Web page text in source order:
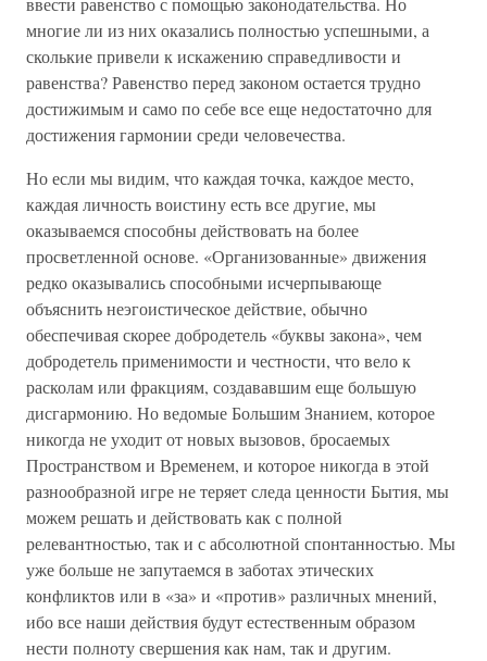
многие ли из них оказались полностью успешными, а
сколькие привели к искажению справедливости и
равенства? Равенство перед законом остается трудно
достижимым и само по себе все еще недостаточно для
достижения гармонии среди человечества.
Но если мы видим, что каждая точка, каждое место,
каждая личность воистину есть все другие, мы
оказываемся способны действовать на более
просветленной основе. «Организованные» движения
редко оказывались способными исчерпывающе
объяснить неэгоистическое действие, обычно
обеспечивая скорее добродетель «буквы закона», чем
добродетель применимости и честности, что вело к
расколам или фракциям, создававшим еще большую
дисгармонию. Но ведомые Большим Знанием, которое
никогда не уходит от новых вызовов, бросаемых
Пространством и Временем, и которое никогда в этой
разнообразной игре не теряет следа ценности Бытия, мы
можем решать и действовать как с полной
релевантностью, так и с абсолютной спонтанностью. Мы
уже больше не запутаемся в заботах этических
конфликтов или в «за» и «против» различных мнений,
ибо все наши действия будут естественным образом
нести полноту свершения как нам, так и другим.